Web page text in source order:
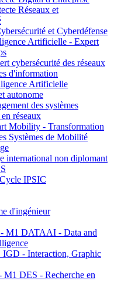
Réseaux et
et Cyberdéfense
Artificielle - Expert
cybersécurité des réseaux
d'information
Artificielle
autonome
des systèmes
réseaux
Mobility - Transformation
Systèmes de Mobilité
international non diplomant
IPSIC
d'ingénieur
M1 DATAAI - Data and
- Interaction, Graphic
DES - Recherche en